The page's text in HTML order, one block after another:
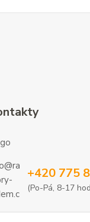
+420 775
(Po-Pá, 8-17